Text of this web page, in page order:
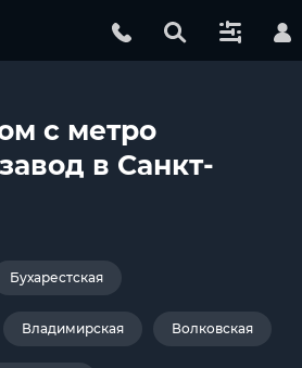
с метро
в Санкт-
Бухарестская
Владимирская Волковская